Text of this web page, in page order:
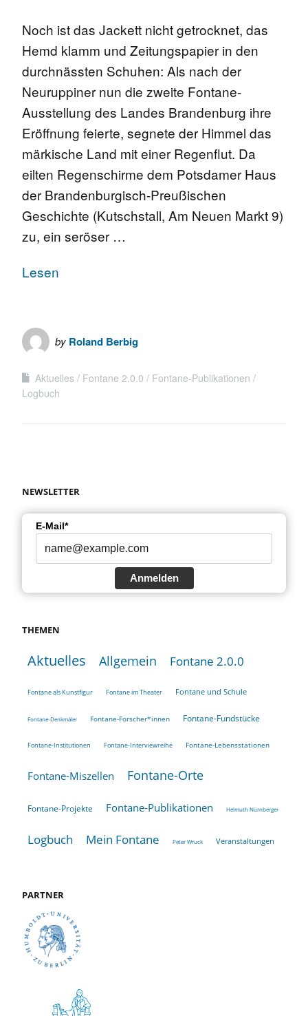
Noch ist das Jackett nicht getrocknet, das
Hemd klamm und Zeitungspapier in den
durchnässten Schuhen: Als nach der
Neuruppiner nun die zweite Fontane-
Ausstellung des Landes Brandenburg ihre
Eröffnung feierte, segnete der Himmel das
märkische Land mit einer Regenflut. Da
eilten Regenschirme dem Potsdamer Haus
der Brandenburgisch-Preußischen
Geschichte (Kutschstall, Am Neuen Markt 9)
zu, ein seröser …
Lesen
by Roland Berbig
Aktuelles Fontane 2.0.0
Fontane-Publikationen
Logbuch
NEWSLETTER
E-Mail*
Anmelden
THEMEN
Aktuelles Allgemein Fontane 2.0.0
Fontane als Kunstfigur Fontane im Theater Fontane und Schule
Fontane-Denkmäler Fontane-Forscher*innen Fontane-Fundstücke
Fontane-Institutionen Fontane-Interviewreihe Fontane-Lebensstationen
Fontane-Miszellen Fontane-Orte
Fontane-Projekte Fontane-Publikationen Helmuth Nürnberger
Logbuch Mein Fontane Peter Wruck Veranstaltungen
PARTNER